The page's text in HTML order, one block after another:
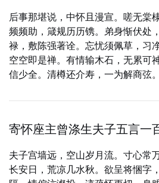
后事那堪说，中怀且漫宣。嗟无棠
频频助，箴规历历镌。弟身惭伏处
禄，敷陈强著诠。忘忧须佩草，习
空空即是禅。有情输木石，无累可
信少全。清樽还介寿，一为解商弦。
寄怀座主曾涤生夫子五言一
夫子宫墙远，空山岁月流。寸心常
长安日，荒凉几水秋。欲呈将悃字